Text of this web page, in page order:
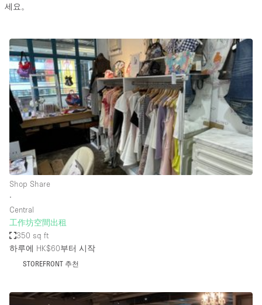
Photo
Shooting
Conference Meeting Office Shop Share
공간 유형
Advertisement Space
Atelier / Workshop Studio
Boat
Boutique / Shop
세요。
Shop Share
∙
Central
工作坊空間出租
350 sq ft
하루에 HK$60부터 시작
STOREFRONT 추천